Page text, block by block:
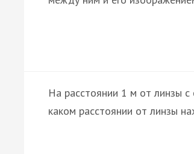
На расстоянии 1 м от линзы
каком расстоянии от линзы